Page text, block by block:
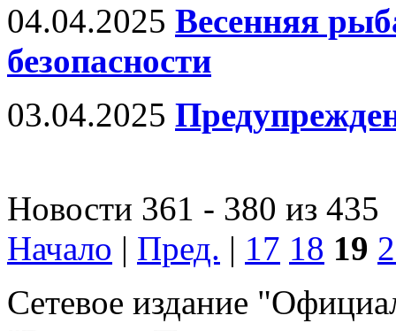
04.04.2025 Весенняя
безопасности
03.04.2025
Новости 361 - 380 из 435
Начало | Пред. | 17 18 19
Сетевое издание